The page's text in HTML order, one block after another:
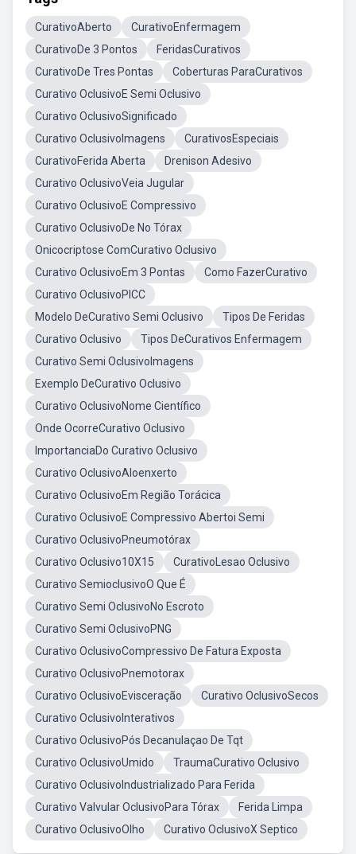
CurativoAberto
CurativoEnfermagem
CurativoDe 3 Pontos
FeridasCurativos
CurativoDe Tres Pontas
Coberturas ParaCurativos
Curativo OclusivoE Semi Oclusivo
Curativo OclusivoSignificado
Curativo OclusivoImagens
CurativosEspeciais
CurativoFerida Aberta
Drenison Adesivo
Curativo OclusivoVeia Jugular
Curativo OclusivoE Compressivo
Curativo OclusivoDe No Tórax
Onicocriptose ComCurativo Oclusivo
Curativo OclusivoEm 3 Pontas
Como FazerCurativo
Curativo OclusivoPICC
Modelo DeCurativo Semi Oclusivo
Tipos De Feridas
Curativo Oclusivo
Tipos DeCurativos Enfermagem
Curativo Semi OclusivoImagens
Exemplo DeCurativo Oclusivo
Curativo OclusivoNome Científico
Onde OcorreCurativo Oclusivo
ImportanciaDo Curativo Oclusivo
Curativo OclusivoAloenxerto
Curativo OclusivoEm Região Torácica
Curativo OclusivoE Compressivo Abertoi Semi
Curativo OclusivoPneumotórax
Curativo Oclusivo10X15
CurativoLesao Oclusivo
Curativo SemioclusivoO Que É
Curativo Semi OclusivoNo Escroto
Curativo Semi OclusivoPNG
Curativo OclusivoCompressivo De Fatura Exposta
Curativo OclusivoPnemotorax
Curativo OclusivoEvisceração
Curativo OclusivoSecos
Curativo OclusivoInterativos
Curativo OclusivoPós Decanulaçao De Tqt
Curativo OclusivoUmido
TraumaCurativo Oclusivo
Curativo OclusivoIndustrializado Para Ferida
Curativo Valvular OclusivoPara Tórax
Ferida Limpa
Curativo OclusivoOlho
Curativo OclusivoX Septico